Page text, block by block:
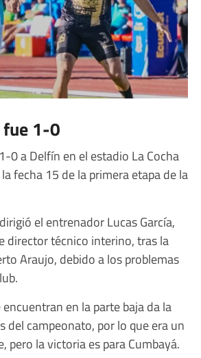
1-0
0 a Delfín en el estadio La Cocha
fecha 15 de la primera etapa de la
el entrenador Lucas García,
director técnico interino, tras la
Araujo, debido a los problemas
en la parte baja da la
del campeonato, por lo que era un
pero la victoria es para Cumbayá.